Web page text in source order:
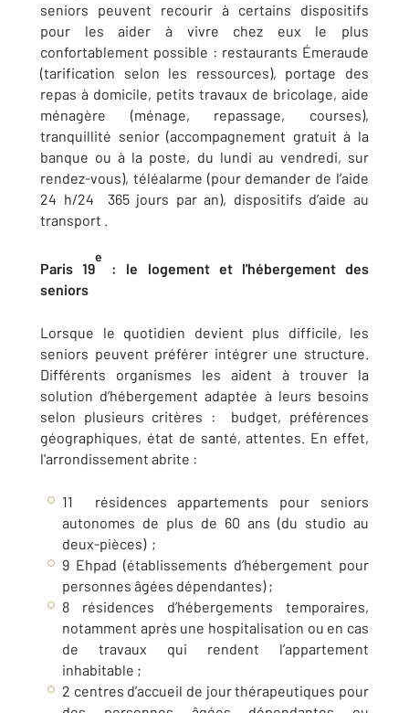
seniors peuvent recourir à certains dispositifs
pour les aider à vivre chez eux le plus
confortablement possible : restaurants Émeraude
(tarification selon les ressources), portage des
repas à domicile, petits travaux de bricolage, aide
ménagère (ménage, repassage, courses),
tranquillité senior (accompagnement gratuit à la
banque ou à la poste, du lundi au vendredi, sur
rendez-vous), téléalarme (pour demander de l’aide
24 h/24 365 jours par an), dispositifs d’aide au
transport .
Paris 19
e
: le logement et l'hébergement des
seniors
Lorsque le quotidien devient plus difficile, les
seniors peuvent préférer intégrer une structure.
Différents organismes les aident à trouver la
solution d’hébergement adaptée à leurs besoins
selon plusieurs critères : budget, préférences
géographiques, état de santé, attentes. En effet,
l'arrondissement abrite :
11 résidences appartements pour seniors
autonomes de plus de 60 ans (du studio au
deux-pièces) ;
9 Ehpad (établissements d’hébergement pour
personnes âgées dépendantes) ;
8 résidences d’hébergements temporaires,
notamment après une hospitalisation ou en cas
de travaux qui rendent l’appartement
inhabitable ;
2 centres d’accueil de jour thérapeutiques pour